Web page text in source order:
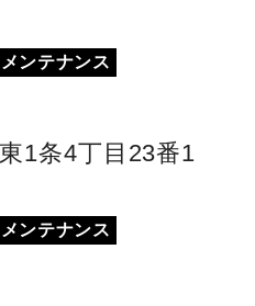
メンテナンス
1条4丁目23番1
メンテナンス